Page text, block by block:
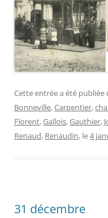
Cette entrée a été publiée
Bonneville,Carpentier,
Florent,Gallois,Gauthier,
Renaud, Renaudin, le4
31 décembre